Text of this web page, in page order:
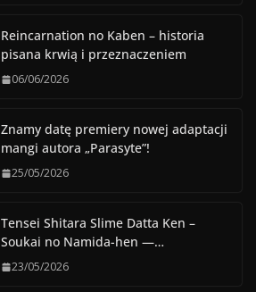
Reincarnation no Kaben – historia
pisana krwią i przeznaczeniem
06/06/2026
Znamy datę premiery nowej adaptacji
mangi autora „Parasyte”!
25/05/2026
Tensei Shitara Slime Datta Ken –
Soukai no Namida-hen —…
23/05/2026